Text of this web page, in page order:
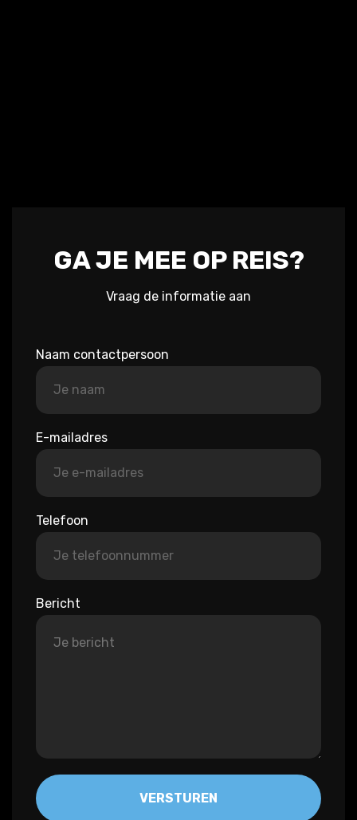
GA JE MEE OP REIS?
Vraag de informatie aan
Naam contactpersoon
E-mailadres
Telefoon
Bericht